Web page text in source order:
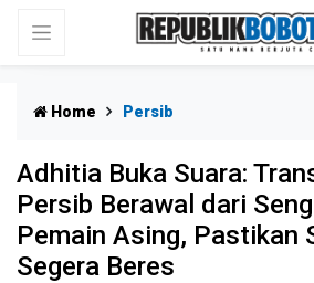
Home Persib
Adhitia Buka Suara:
Persib Berawal dari
Pemain Asing, Pastikan
Segera Beres